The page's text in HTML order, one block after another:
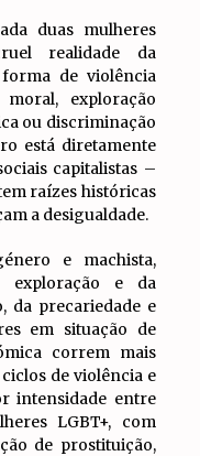
duas mulheres
realidade da
de violência
exploração
ou discriminação
está diretamente
capitalistas –
raízes históricas
a desigualdade.
e machista,
exploração e da
da precariedade e
em situação de
correm mais
de violência e
intensidade entre
LGBT+, com
de prostituição,